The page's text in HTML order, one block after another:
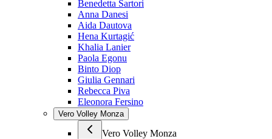
Benedetta Sartori
Anna Danesi
Aida Dautova
Hena Kurtagić
Khalia Lanier
Paola Egonu
Binto Diop
Giulia Gennari
Rebecca Piva
Eleonora Fersino
Vero Volley Monza
Vero Volley Monza